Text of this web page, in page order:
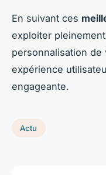
En suivant ces
exploiter
personnalisation
expérience
engageante.
Actu